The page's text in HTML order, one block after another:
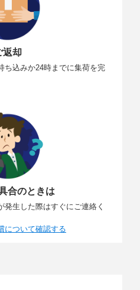
返却
ち込みか24時までに集荷を完
合のときは
生した際はすぐにご連絡く
について確認する